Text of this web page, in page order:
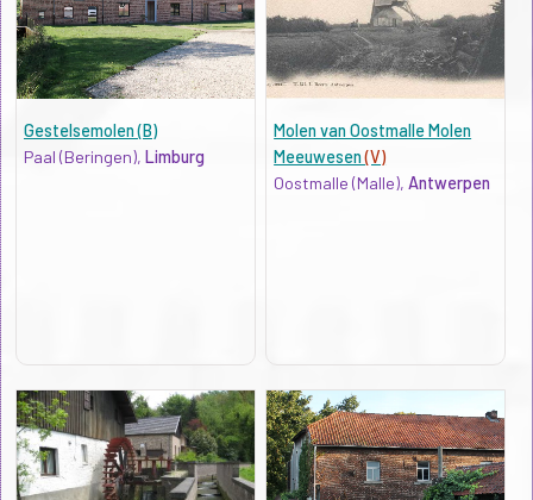
Gestelsemolen (B)
Paal (Beringen), Limburg
Molen van Oostmalle Molen
Meeuwesen(V)
Oostmalle (Malle),Antwerpen